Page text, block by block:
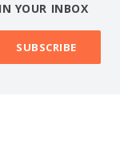
YOUR INBOX